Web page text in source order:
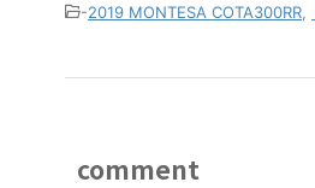
-2019 MONTESA COTA300RR
comment